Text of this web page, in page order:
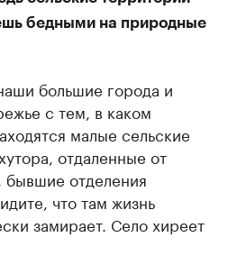
бедными на природные
большие города и
с тем, в каком
малые сельские
отдаленные от
бывшие отделения
что там жизнь
замирает. Село хиреет